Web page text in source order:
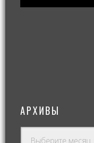
АРХИВЫ
Архивы